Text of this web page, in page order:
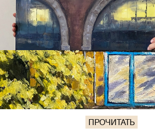
ПРОЧИТАТЬ